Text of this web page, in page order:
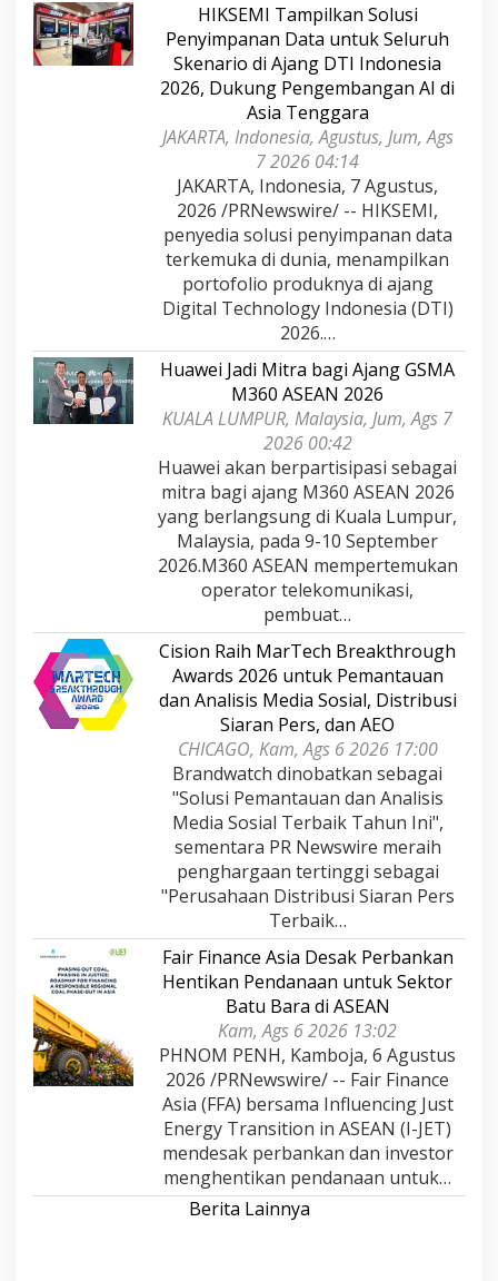
HIKSEMI Tampilkan Solusi
Penyimpanan Data untuk Seluruh
Skenario di Ajang DTI Indonesia
2026, Dukung Pengembangan AI di
Asia Tenggara
JAKARTA, Indonesia, Agustus, Jum, Ags
7 2026 04:14
JAKARTA, Indonesia, 7 Agustus,
2026 /PRNewswire/ -- HIKSEMI,
penyedia solusi penyimpanan data
terkemuka di dunia, menampilkan
portofolio produknya di ajang
Digital Technology Indonesia (DTI)
2026.…
Huawei Jadi Mitra bagi Ajang GSMA
M360 ASEAN 2026
KUALA LUMPUR, Malaysia, Jum, Ags 7
2026 00:42
Huawei akan berpartisipasi sebagai
mitra bagi ajang M360 ASEAN 2026
yang berlangsung di Kuala Lumpur,
Malaysia, pada 9-10 September
2026.M360 ASEAN mempertemukan
operator telekomunikasi,
pembuat…
Cision Raih MarTech Breakthrough
Awards 2026 untuk Pemantauan
dan Analisis Media Sosial, Distribusi
Siaran Pers, dan AEO
CHICAGO, Kam, Ags 6 2026 17:00
Brandwatch dinobatkan sebagai
"Solusi Pemantauan dan Analisis
Media Sosial Terbaik Tahun Ini",
sementara PR Newswire meraih
penghargaan tertinggi sebagai
"Perusahaan Distribusi Siaran Pers
Terbaik…
Fair Finance Asia Desak Perbankan
Hentikan Pendanaan untuk Sektor
Batu Bara di ASEAN
Kam, Ags 6 2026 13:02
PHNOM PENH, Kamboja, 6 Agustus
2026 /PRNewswire/ -- Fair Finance
Asia (FFA) bersama Influencing Just
Energy Transition in ASEAN (I-JET)
mendesak perbankan dan investor
menghentikan pendanaan untuk…
Berita Lainnya